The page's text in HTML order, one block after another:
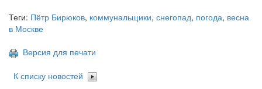
Теги: Пётр Бирюков, коммунальщики, снегопад, погода, весна
в Москве
Версия для печати
К списку новостей